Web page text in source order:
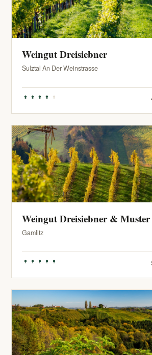
Weingut Dreisiebner
Sulztal An Der Weinstrasse
Weingut Dreisiebner & Muster
Gamlitz